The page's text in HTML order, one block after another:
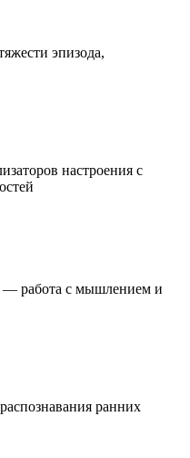
эпизода,
настроения с
— работа с мышлением и
ранних